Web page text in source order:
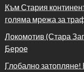
Към Стария
голяма мрежа за
Локомотив (Стара
Берое
Глобално затопляне!